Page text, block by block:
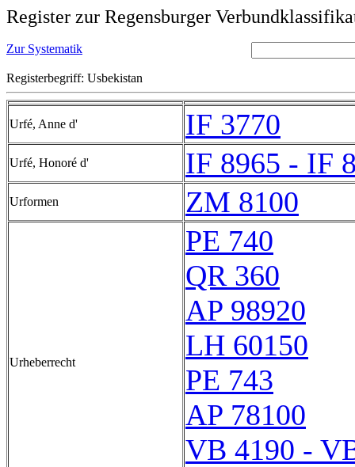
Register zur Regensburger
Zur Systematik
Registerbegriff: Usbekistan
Urfé, Anne d' IF 3770
Urfé, Honoré d' IF 8965 - IF
Urformen ZM 8100
Urheberrecht
PE 740
QR 360
AP 98920
LH 60150
PE 743
AP 78100
VB 4190 -